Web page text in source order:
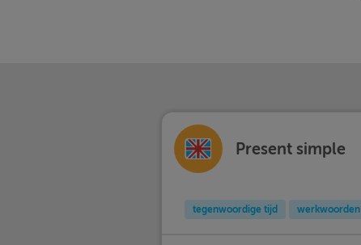
Present simple
tegenwoordige tijd werkwoorden